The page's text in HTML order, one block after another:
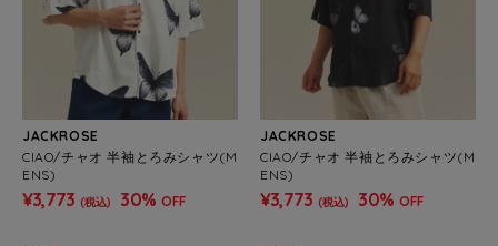
JACKROSE
CIAO/チャオ 半袖とろみシャツ(M
ENS)
¥3,773 (税込) 30% OFF
JACKROSE
CIAO/チャオ 半袖とろみシャツ(M
ENS)
¥3,773 (税込) 30% OFF